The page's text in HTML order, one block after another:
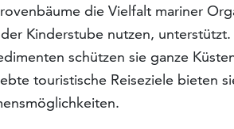
die Vielfalt mariner
Kinderstube nutzen,
schützen sie ganze
touristische Reiseziele bieten